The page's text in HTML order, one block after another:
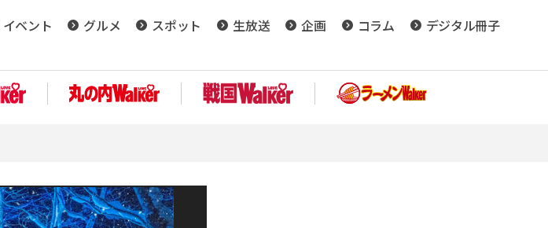
イベント グルメ スポット 生放送 企画 コラム
デジタル冊子